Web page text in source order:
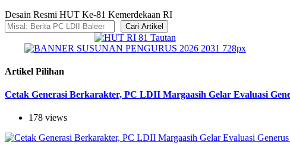
Desain Resmi HUT Ke-81 Kemerdekaan RI
Cari Artikel
Artikel Pilihan
Cetak Generasi Berkarakter, PC LDII Margaasih Gelar Evaluasi
178 views